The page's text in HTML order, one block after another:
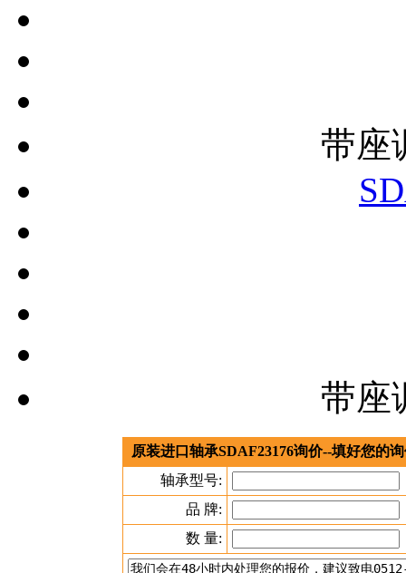
带座
带座
原装进口轴承SDAF23176询价--填好您的
轴承型号:
品 牌:
数 量: